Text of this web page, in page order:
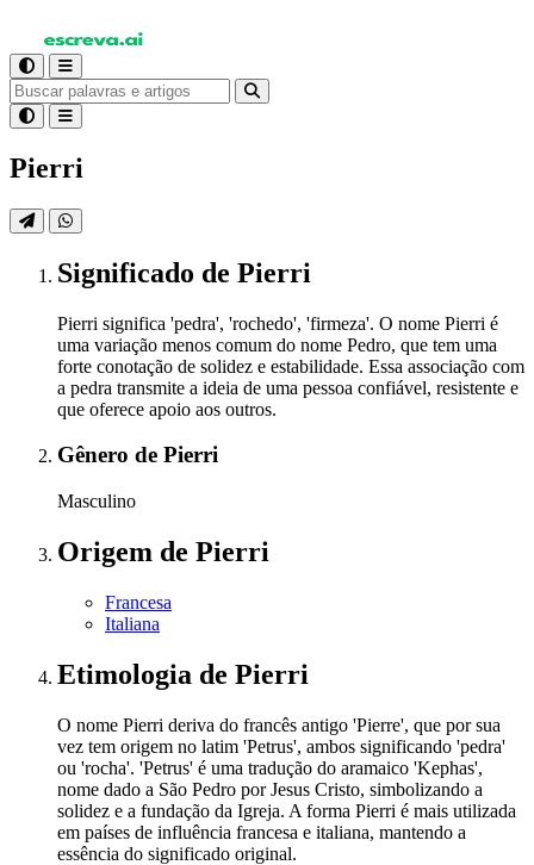
Pierri
Significado de Pierri
Pierri significa 'pedra', 'rochedo', 'firmeza'. O nome Pierri é
uma variação menos comum do nome Pedro, que tem uma
forte conotação de solidez e estabilidade. Essa associação com
a pedra transmite a ideia de uma pessoa confiável, resistente e
que oferece apoio aos outros.
Gênero de Pierri
Masculino
Origem de Pierri
Francesa
Italiana
Etimologia de Pierri
O nome Pierri deriva do francês antigo 'Pierre', que por sua
vez tem origem no latim 'Petrus', ambos significando 'pedra'
ou 'rocha'. 'Petrus' é uma tradução do aramaico 'Kephas',
nome dado a São Pedro por Jesus Cristo, simbolizando a
solidez e a fundação da Igreja. A forma Pierri é mais utilizada
em países de influência francesa e italiana, mantendo a
essência do significado original.